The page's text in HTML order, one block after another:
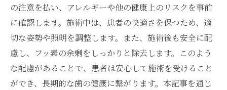
の注意を払い、アレルギーや他の健康上のリスクを事前
に確認します。施術中は、患者の快適さを保つため、適
切な姿勢や照明を調整します。また、施術後も安全に配
慮し、フッ素の余剰をしっかりと除去します。このよう
な配慮があることで、患者は安心して施術を受けること
ができ、長期的な歯の健康に繋がります。本記事を通じ